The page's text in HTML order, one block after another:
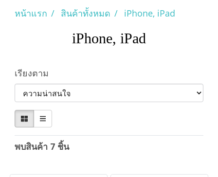
หน้าแรก สินค้าทั้งหมด iPhone, iPad
iPhone, iPad
เรียงตาม
พบสินค้า 7 ชิ้น